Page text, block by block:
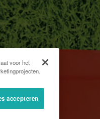
voor het
accepteren